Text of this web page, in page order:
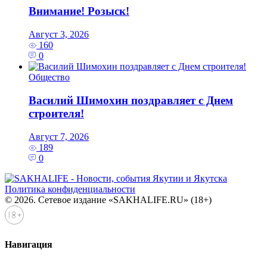
Внимание! Розыск!
Август 3, 2026
160
0
Общество
Василий Шимохин поздравляет с Днем
строителя!
Август 7, 2026
189
0
Политика конфиденциальности
© 2026. Сетевое издание «SAKHALIFE.RU» (18+)
Навигация